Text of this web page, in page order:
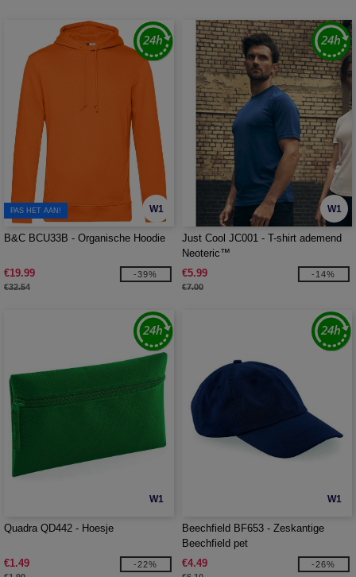
W1
PAS HET AAN!
B&C BCU33B - Organische Hoodie
€19.99
€32.54
-39%
W1
Just Cool JC001 - T-shirt ademend
Neoteric™
€5.99
€7.00
-14%
W1
Quadra QD442 - Hoesje
€1.49 -22%
W1
Beechfield BF653 - Zeskantige
Beechfield pet
€4.49
-26%